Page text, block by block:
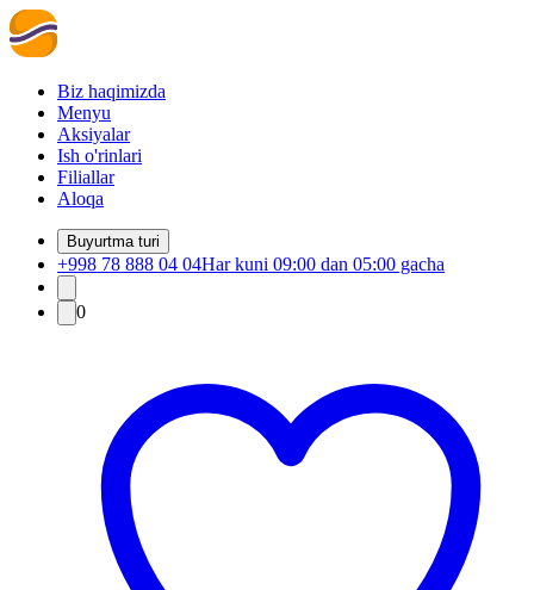
Biz haqimizda
Menyu
Aksiyalar
Ish o'rinlari
Filiallar
Aloqa
Buyurtma turi
+998 78 888 04 04Har kuni 09:00 dan 05:00 gacha
0